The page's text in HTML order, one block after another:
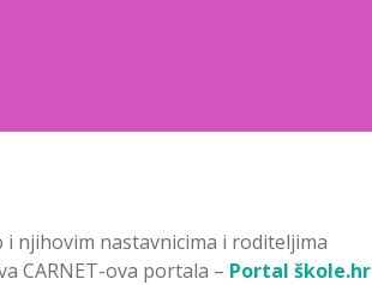
njihovim nastavnicima i roditeljima
CARNET-ova portala – Portal škole.hr